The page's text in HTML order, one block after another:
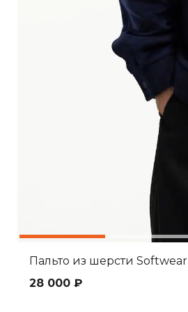
Пальто из шерсти Softwear
28 000 ₽